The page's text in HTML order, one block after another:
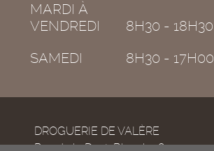
MARDI À
VENDREDI
8H30 - 18H30
SAMEDI
8H30 - 17H00
DROGUERIE DE VALÈRE
Rue de la Dent-Blanche 8